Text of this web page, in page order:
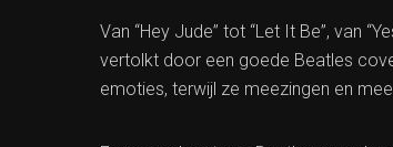
Van “Hey Jude” tot “Let It Be”, van
vertolkt door een goede Beatles
emoties, terwijl ze meezingen en